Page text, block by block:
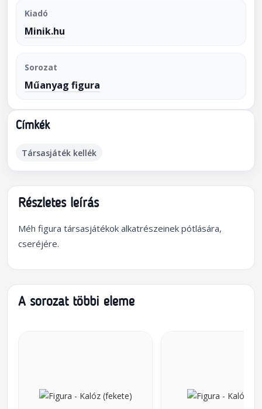
Kiadó
Minik.hu
Sorozat
Műanyag figura
Címkék
Társasjáték kellék
Részletes leírás
Méh figura társasjátékok alkatrészeinek pótlására,
cseréjére.
A sorozat többi eleme